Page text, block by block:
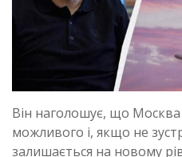
Він наголошує, що
можливого і, якщо не
залишається на новому